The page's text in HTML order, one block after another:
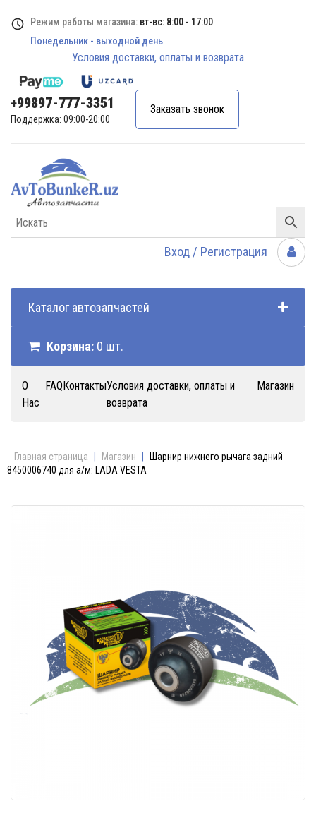
Режим работы магазина: вт-вс: 8:00 - 17:00
Понедельник - выходной день
Условия доставки, оплаты и возврата
+99897-777-3351
Поддержка: 09:00-20:00
Заказать звонок
Вход / Регистрация
Каталог автозапчастей
Корзина: 0 шт.
О
Нас
FAQКонтактыУсловия доставки, оплаты и
возврата
Магазин
Главная страница Магазин
Шарнир нижнего рычага задний
8450006740 для а/м: LADA VESTA